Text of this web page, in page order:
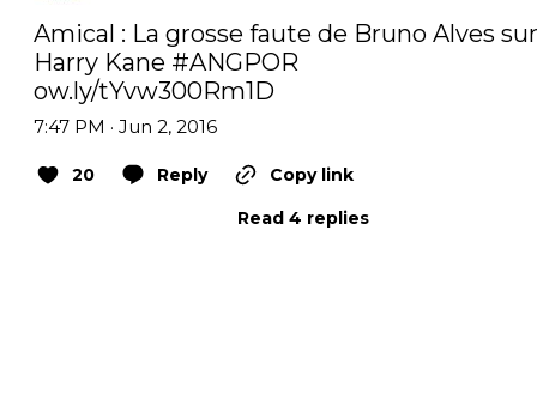
Amical : La grosse faute de Bruno Alves sur
Harry Kane #ANGPOR
ow.ly/tYvw300Rm1D
7:47 PM · Jun 2, 2016
20 Reply
Copy link
Read 4 replies